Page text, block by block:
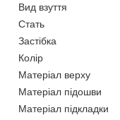
Вид взуття
Стать
Застібка
Колір
Матеріал верху
Матеріал підошви
Матеріал підкладки